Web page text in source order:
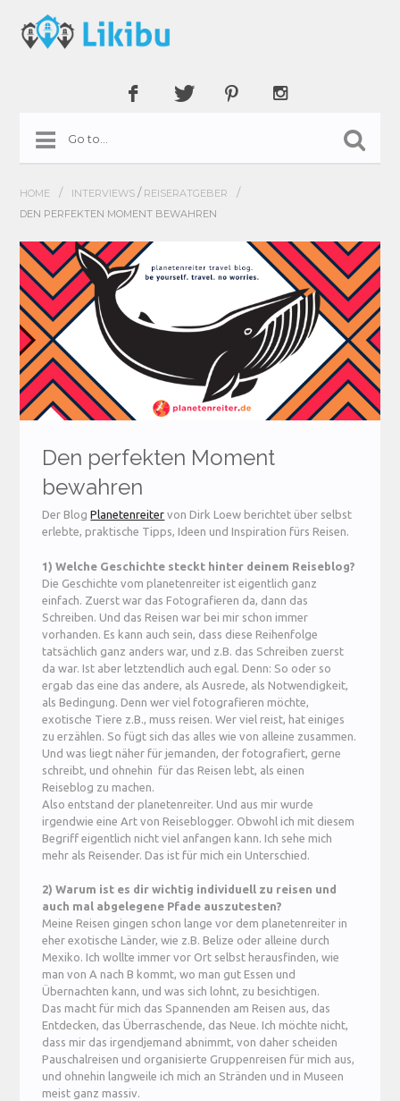
HOME / INTERVIEWS / REISERATGEBER /
DEN PERFEKTEN MOMENT BEWAHREN
Den perfekten Moment
bewahren
Der BlogPlanetenreiter von Dirk Loew berichtet über selbst
erlebte, praktische Tipps, Ideen und Inspiration fürs Reisen.
1) Welche Geschichte steckt hinter deinem Reiseblog?
Die Geschichte vom planetenreiter ist eigentlich ganz
einfach. Zuerst war das Fotografieren da, dann das
Schreiben. Und das Reisen war bei mir schon immer
vorhanden. Es kann auch sein, dass diese Reihenfolge
tatsächlich ganz anders war, und z.B. das Schreiben zuerst
da war. Ist aber letztendlich auch egal. Denn: So oder so
ergab das eine das andere, als Ausrede, als Notwendigkeit,
als Bedingung. Denn wer viel fotografieren möchte,
exotische Tiere z.B., muss reisen. Wer viel reist, hat einiges
zu erzählen. So fügt sich das alles wie von alleine zusammen.
Und was liegt näher für jemanden, der fotografiert, gerne
schreibt, und ohnehin für das Reisen lebt, als einen
Reiseblog zu machen.
Also entstand der planetenreiter. Und aus mir wurde
irgendwie eine Art von Reiseblogger. Obwohl ich mit diesem
Begriff eigentlich nicht viel anfangen kann. Ich sehe mich
mehr als Reisender. Das ist für mich ein Unterschied.
2) Warum ist es dir wichtig individuell zu reisen und
auch mal abgelegene Pfade auszutesten?
Meine Reisen gingen schon lange vor dem planetenreiter in
eher exotische Länder, wie z.B. Belize oder alleine durch
Mexiko. Ich wollte immer vor Ort selbst herausfinden, wie
man von A nach B kommt, wo man gut Essen und
Übernachten kann, und was sich lohnt, zu besichtigen.
Das macht für mich das Spannenden am Reisen aus, das
Entdecken, das Überraschende, das Neue. Ich möchte nicht,
dass mir das irgendjemand abnimmt, von daher scheiden
Pauschalreisen und organisierte Gruppenreisen für mich aus,
und ohnehin langweile ich mich an Stränden und in Museen
meist ganz massiv.